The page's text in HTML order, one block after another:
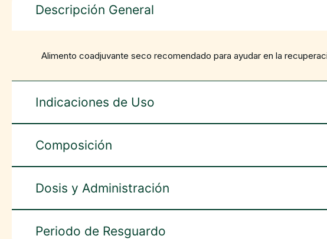
Descripción General
Alimento coadjuvante seco recomendado para ayudar en la
Indicaciones de Uso
Composición
Dosis y Administración
Periodo de Resguardo